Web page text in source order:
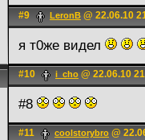
#9 LerоnB @ 22.06.10
я т0же видел
#10 i_cho @ 22.06.10
#8
#11 coolstorybro @